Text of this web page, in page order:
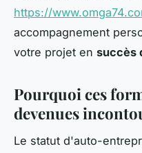
https://
accompagnement
votre projet en succès
Pourquoi ces
devenues
Le statut d'auto-